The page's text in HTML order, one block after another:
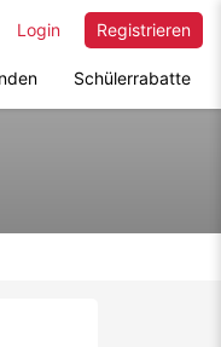
Registrieren
Login
Schülerrabatte